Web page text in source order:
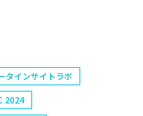
タインサイトラボ
2024